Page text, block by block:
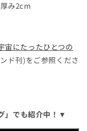
厚み2cm
宙にたったひとつの
ド刊)をご参照くださ
」でも紹介中！▼